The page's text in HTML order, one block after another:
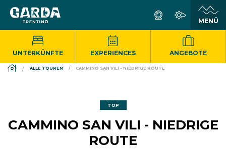
UNTERKÜNFTE EXPERIENCES ANGEBOTE
DS_BREADCRUMB.HOME
ALLE TOUREN CAMMINO SAN VILI - NIEDRIGE ROUTE
TOP
CAMMINO SAN VILI - NIEDRIGE
ROUTE